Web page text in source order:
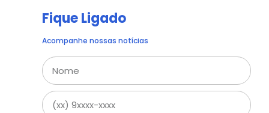
Fique Ligado
Acompanhe nossas notícias